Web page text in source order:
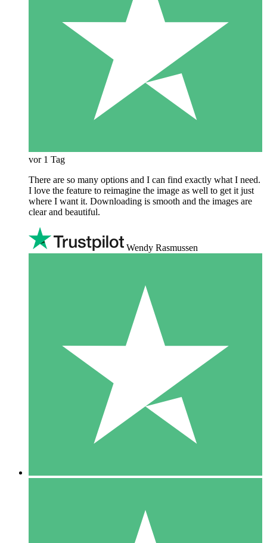
vor 1 Tag
There are so many options and I can find exactly what I need.
I love the feature to reimagine the image as well to get it just
where I want it. Downloading is smooth and the images are
clear and beautiful.
Wendy Rasmussen